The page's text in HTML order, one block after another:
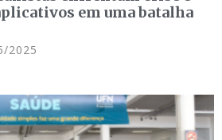
em uma batalha
2025